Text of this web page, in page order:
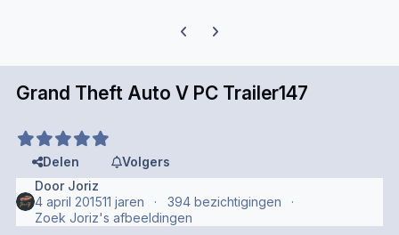
Previous carousel slide
Next carousel slide
Grand Theft Auto V PC Trailer147
Delen
Volgers
Door Joriz
4 april 201511 jaren
394 bezichtigingen
Zoek Joriz's afbeeldingen